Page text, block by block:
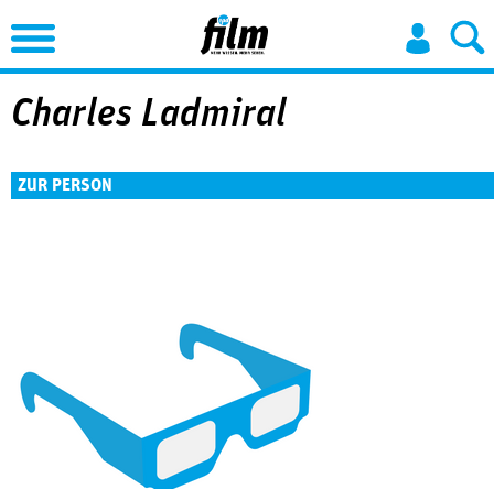
Jump to Navigation
Charles Ladmiral
ZUR PERSON